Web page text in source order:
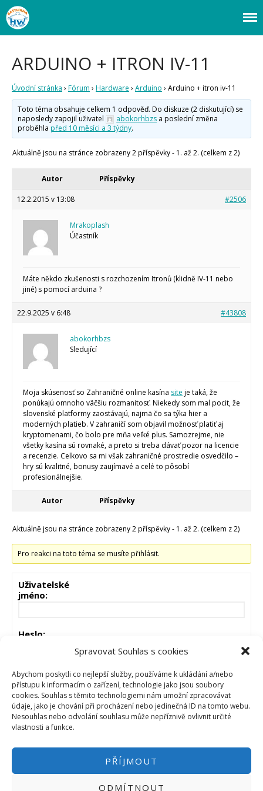
Spravovat Souhlas s cookies
Abychom poskytli co nejlepší služby, používáme k ukládání a/nebo
přístupu k informacím o zařízení, technologie jako jsou soubory
cookies. Souhlas s těmito technologiemi nám umožní zpracovávat
údaje, jako je chování při procházení nebo jedinečná ID na tomto webu.
Nesouhlas nebo odvolání souhlasu může nepříznivě ovlivnit určité
vlastnosti a funkce.
PŘÍJMOUT
ODMÍTNOUT
Fórum
Staré fórum
Často kladené dotazy
O programování obecně
Co je to Arduino?
Micro:bit
Webový magazín o bastlení a tvoření. Naučte se základy programování a
elektroniky zábavnou formou! Arduino a microbit projekty, návody,
ARDUINO + ITRON IV-11
Úvodní stránka › Fórum › Hardware › Arduino › Arduino + itron iv-11
Toto téma obsahuje celkem 1 odpověď. Do diskuze (2 diskutující) se
naposledy zapojil uživatel
abokorhbzs a poslední změna
proběhla před 10 měsíci a 3 týdny.
Aktuálně jsou na stránce zobrazeny 2 příspěvky - 1. až 2. (celkem z 2)
Autor Příspěvky
12.2.2015 v 13:08 #2506
Mrakoplash
Účastník
Máte někdo zkušenosti s rozchozením Itronů (klidně IV-11 nebo
jiné) s pomocí arduina ?
22.9.2025 v 6:48 #43808
abokorhbzs
Sledující
Moja skúsenosť so Zahraničné online kasína site je taká, že
ponúkajú omnoho väčšiu rozmanitosť. Niekedy som mal pocit, že
slovenské platformy zaostávajú, najmä čo sa týka hier a
moderných platieb. V zahraničí som objavil možnosť platiť aj
kryptomenami, čo bolo pre mňa veľké plus. Samozrejme, nie
všetky kasína sú rovnaké, a preto si treba dávať pozor na licencie
a recenzie. Celkovo sa mi však zahraničné prostredie osvedčilo –
hry sú kvalitné, bonusy zaujímavé a celé to pôsobí
profesionálnejšie.
Autor Příspěvky
Aktuálně jsou na stránce zobrazeny 2 příspěvky - 1. až 2. (celkem z 2)
Pro reakci na toto téma se musíte přihlásit.
Uživatelské
jméno:
Heslo:
Zůstat přihlášen
PŘIHLÁSIT